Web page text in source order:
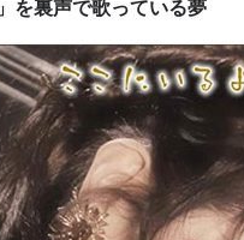
を裏声で歌っている夢